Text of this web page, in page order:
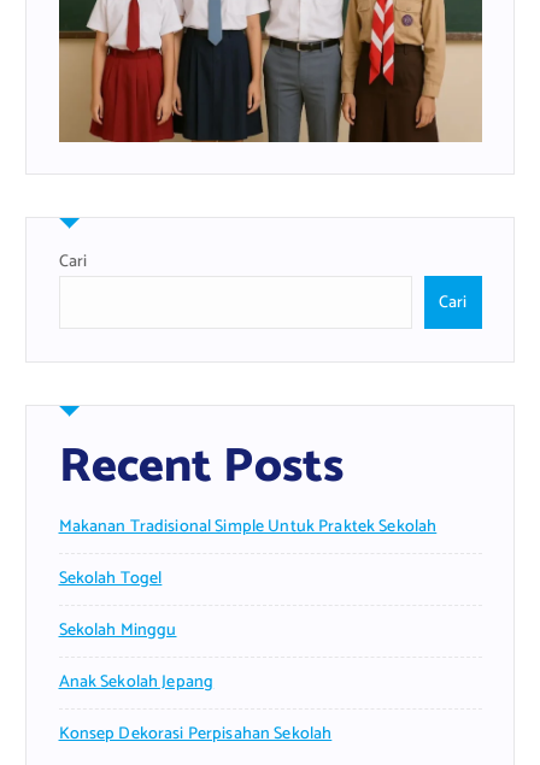
Cari
Cari
Recent Posts
Makanan Tradisional Simple Untuk Praktek Sekolah
Sekolah Togel
Sekolah Minggu
Anak Sekolah Jepang
Konsep Dekorasi Perpisahan Sekolah